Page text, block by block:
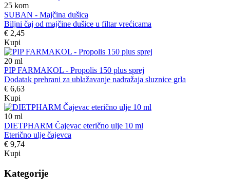
25 kom
SUBAN - Majčina dušica
Biljni čaj od majčine dušice u filtar vrećicama
€ 2,45
Kupi
20 ml
PIP FARMAKOL - Propolis 150 plus sprej
Dodatak prehrani za ublažavanje nadražaja sluznice grla
€ 6,63
Kupi
10 ml
DIETPHARM Čajevac eterično ulje 10 ml
Eterično ulje čajevca
€ 9,74
Kupi
Kategorije